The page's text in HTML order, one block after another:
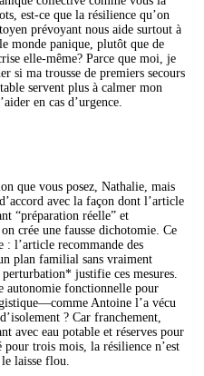
est-ce que la résilience qu’on
prévoyant nous aide surtout à
monde panique, plutôt que de
elle-même? Parce que moi, je
si ma trousse de premiers secours
servent plus à calmer mon
en cas d’urgence.
que vous posez, Nathalie, mais
avec la façon dont l’article
“préparation réelle” et
crée une fausse dichotomie. Ce
: l’article recommande des
plan familial sans vraiment
justifie ces mesures.
autonomie fonctionnelle pour
Antoine l’a vécu
? Car franchement,
avec eau potable et réserves pour
pour trois mois, la résilience n’est
laisse flou.